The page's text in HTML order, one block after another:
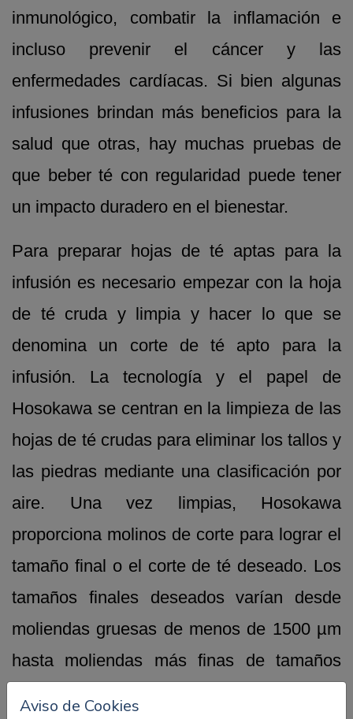
Aviso de Cookies
inmunológico, combatir la inflamación e
incluso prevenir el cáncer y las
enfermedades cardíacas. Si bien algunas
infusiones brindan más beneficios para la
salud que otras, hay muchas pruebas de
que beber té con regularidad puede tener
un impacto duradero en el bienestar.
Para preparar hojas de té aptas para la
infusión es necesario empezar con la hoja
de té cruda y limpia y hacer lo que se
denomina un corte de té apto para la
infusión. La tecnología y el papel de
Hosokawa se centran en la limpieza de las
hojas de té crudas para eliminar los tallos y
las piedras mediante una clasificación por
aire. Una vez limpias, Hosokawa
proporciona molinos de corte para lograr el
tamaño final o el corte de té deseado. Los
tamaños finales deseados varían desde
moliendas gruesas de menos de 1500 µm
hasta moliendas más finas de tamaños